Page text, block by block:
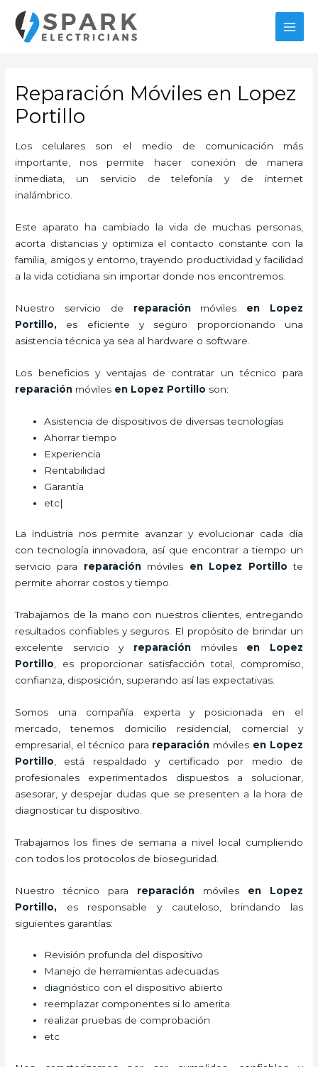
contenido
Reparación Móviles en Lopez
Portillo
Los celulares son el medio de comunicación más
importante, nos permite hacer conexión de manera
inmediata, un servicio de telefonía y de internet
inalámbrico.
Este aparato ha cambiado la vida de muchas personas,
acorta distancias y optimiza el contacto constante con la
familia, amigos y entorno, trayendo productividad y facilidad
a la vida cotidiana sin importar donde nos encontremos.
Nuestro servicio de reparaciónmóviles en Lopez
Portillo, es eficiente y seguro proporcionando una
asistencia técnica ya sea al hardware o software.
Los beneficios y ventajas de contratar un técnico para
reparación móviles en Lopez Portillo son:
Asistencia de dispositivos de diversas tecnologías
Ahorrar tiempo
Experiencia
Rentabilidad
Garantía
etc|
La industria nos permite avanzar y evolucionar cada día
con tecnología innovadora, así que encontrar a tiempo un
servicio para reparaciónmóviles en Lopez Portillo te
permite ahorrar costos y tiempo.
Trabajamos de la mano con nuestros clientes, entregando
resultados confiables y seguros. El propósito de brindar un
excelente servicio y reparación móviles en Lopez
Portillo , es proporcionar satisfacción total, compromiso,
confianza, disposición, superando así las expectativas.
Somos una compañía experta y posicionada en el
mercado, tenemos domicilio residencial, comercial y
empresarial, el técnico para reparación móviles en Lopez
Portillo , está respaldado y certificado por medio de
profesionales experimentados dispuestos a solucionar,
asesorar, y despejar dudas que se presenten a la hora de
diagnosticar tu dispositivo.
Trabajamos los fines de semana a nivel local cumpliendo
con todos los protocolos de bioseguridad.
Nuestro técnico para reparación móviles
en Lopez
Portillo, es responsable y cauteloso, brindando las
siguientes garantías:
Revisión profunda del dispositivo
Manejo de herramientas adecuadas
diagnóstico con el dispositivo abierto
reemplazar componentes si lo amerita
realizar pruebas de comprobación
etc